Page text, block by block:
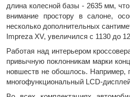
длина колесной базы - 2635 мм,
внимание простору в салоне,
несколько дополнительных
Impreza XV, увеличился с 1130 до
Работая над интерьером
привычную поклонникам марки
новшеств не обошлось. Например,
многофункциональный LCD-